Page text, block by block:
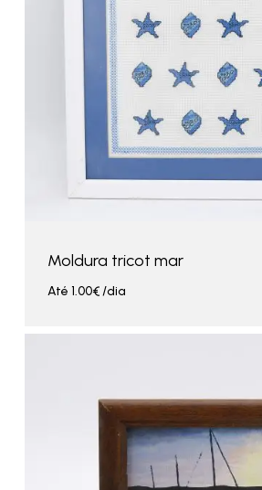
Moldura tricot mar
Até 1.00€/dia